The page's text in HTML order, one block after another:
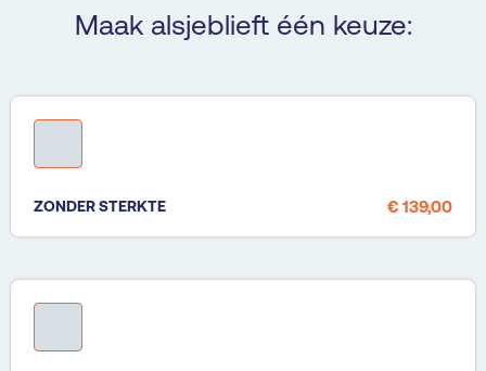
Maak alsjeblieft één keuze:
ZONDER STERKTE € 139,00